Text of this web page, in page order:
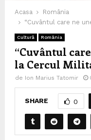
Acasa
România
“Cuvântul care ne
Cultură România
“Cuvântul
la Cercul
de Ion Marius Tatomir
SHARE 0